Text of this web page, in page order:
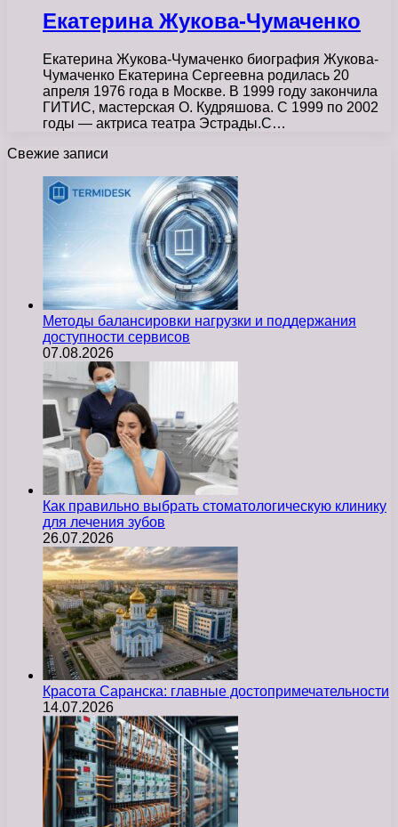
Екатерина Жукова-Чумаченко
Екатерина Жукова-Чумаченко биография Жукова-
Чумаченко Екатерина Сергеевна родилась 20
апреля 1976 года в Москве. В 1999 году закончила
ГИТИС, мастерская О. Кудряшова. С 1999 по 2002
годы — актриса театра Эстрады.С…
Свежие записи
Методы балансировки нагрузки и поддержания
доступности сервисов
07.08.2026
Как правильно выбрать стоматологическую клинику
для лечения зубов
26.07.2026
Красота Саранска: главные достопримечательности
14.07.2026